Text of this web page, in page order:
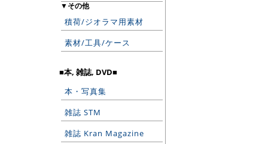
▼その他
積荷/ジオラマ用素材
素材/工具/ケース
■本, 雑誌, DVD■
本・写真集
雑誌 STM
雑誌 Kran Magazine